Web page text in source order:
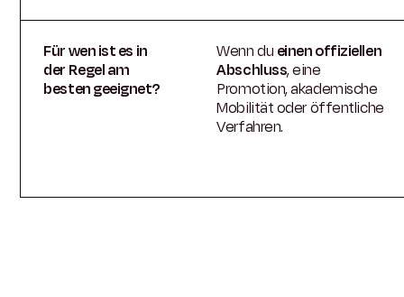
Für wen ist es in
der Regel am
besten geeignet?
Wenn du einen offiziellen
Abschluss, eine
Promotion, akademische
Mobilität oder öffentliche
Verfahren.